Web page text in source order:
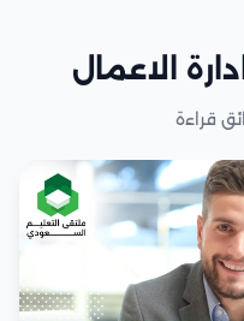
الاعمال